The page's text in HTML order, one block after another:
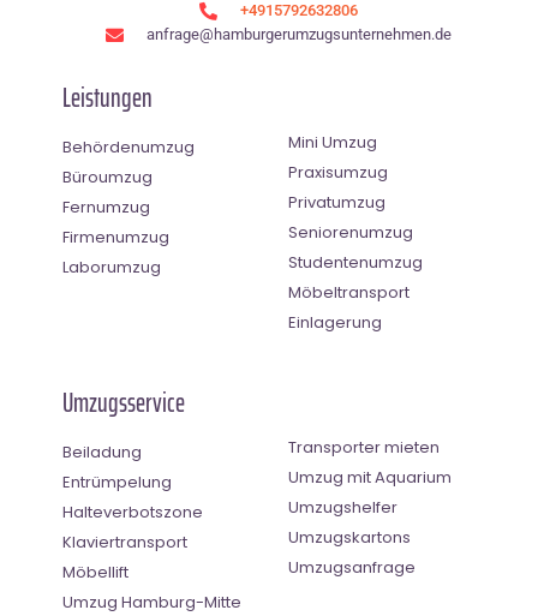
+4915792632806
anfrage@hamburgerumzugsunternehmen.de
Leistungen
Behördenumzug
Büroumzug
Fernumzug
Firmenumzug
Laborumzug
Mini Umzug
Praxisumzug
Privatumzug
Seniorenumzug
Studentenumzug
Möbeltransport
Einlagerung
Umzugsservice
Beiladung
Entrümpelung
Halteverbotszone
Klaviertransport
Möbellift
Umzug Hamburg-Mitte
Transporter mieten
Umzug mit Aquarium
Umzugshelfer
Umzugskartons
Umzugsanfrage